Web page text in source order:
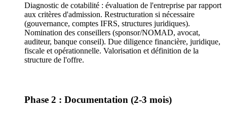
Diagnostic de cotabilité : évaluation de l'entreprise par rapport
aux critères d'admission. Restructuration si nécessaire
(gouvernance, comptes IFRS, structures juridiques).
Nomination des conseillers (sponsor/NOMAD, avocat,
auditeur, banque conseil). Due diligence financière, juridique,
fiscale et opérationnelle. Valorisation et définition de la
structure de l'offre.
Phase 2 : Documentation (2-3 mois)